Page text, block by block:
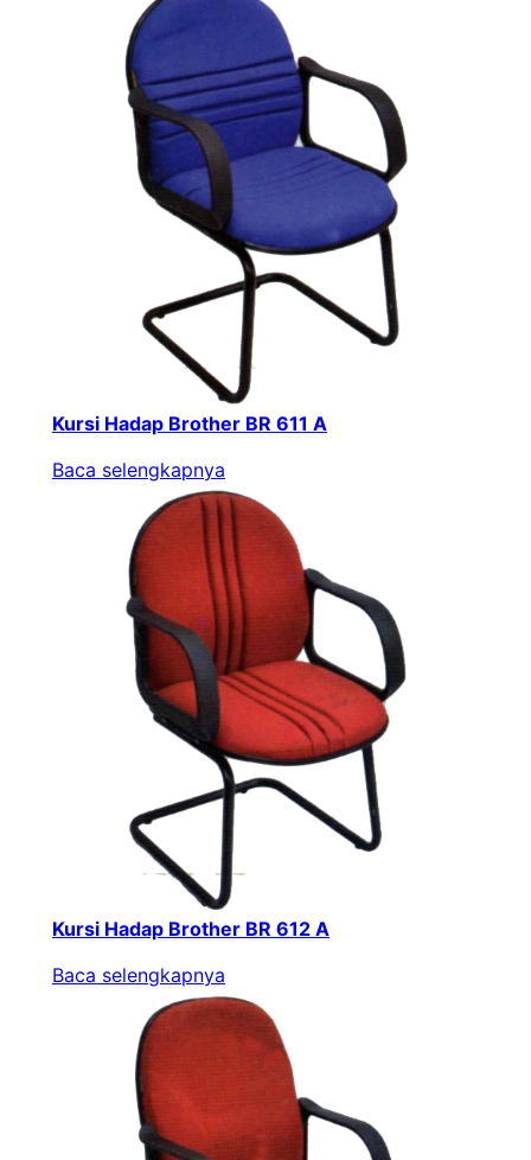
Kursi Hadap Brother BR 611 A
Baca selengkapnya
Kursi Hadap Brother BR 612 A
Baca selengkapnya